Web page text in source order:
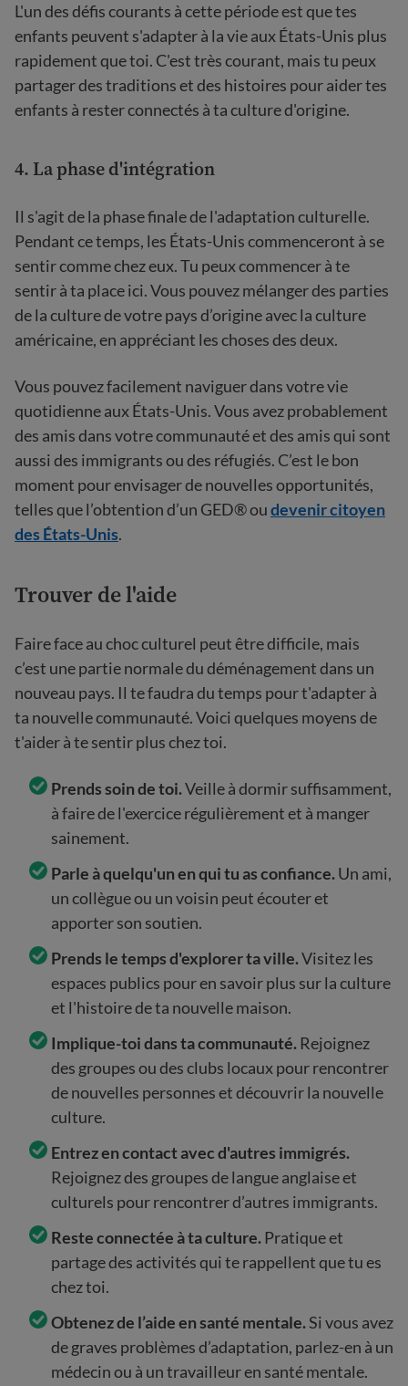
L'un des défis courants à cette période est que tes
enfants peuvent s'adapter à la vie aux États-Unis plus
rapidement que toi. C'est très courant, mais tu peux
partager des traditions et des histoires pour aider tes
enfants à rester connectés à ta culture d'origine.
4. La phase d'intégration
Il s'agit de la phase finale de l'adaptation culturelle.
Pendant ce temps, les États-Unis commenceront à se
sentir comme chez eux. Tu peux commencer à te
sentir à ta place ici. Vous pouvez mélanger des parties
de la culture de votre pays d’origine avec la culture
américaine, en appréciant les choses des deux.
Vous pouvez facilement naviguer dans votre vie
quotidienne aux États-Unis. Vous avez probablement
des amis dans votre communauté et des amis qui sont
aussi des immigrants ou des réfugiés. C’est le bon
moment pour envisager de nouvelles opportunités,
telles que l’obtention d’un GED® oudevenir citoyen
des États-Unis.
Trouver de l'aide
Faire face au choc culturel peut être difficile, mais
c’est une partie normale du déménagement dans un
nouveau pays. Il te faudra du temps pour t'adapter à
ta nouvelle communauté. Voici quelques moyens de
t'aider à te sentir plus chez toi.
Prends soin de toi.Veille à dormir suffisamment,
à faire de l'exercice régulièrement et à manger
sainement.
Parle à quelqu'un en qui tu as confiance.Un ami,
un collègue ou un voisin peut écouter et
apporter son soutien.
Prends le temps d'explorer ta ville.Visitez les
espaces publics pour en savoir plus sur la culture
et l'histoire de ta nouvelle maison.
Implique-toi dans ta communauté.Rejoignez
des groupes ou des clubs locaux pour rencontrer
de nouvelles personnes et découvrir la nouvelle
culture.
Entrez en contact avec d'autres immigrés.
Rejoignez des groupes de langue anglaise et
culturels pour rencontrer d’autres immigrants.
Reste connectée à ta culture.Pratique et
partage des activités qui te rappellent que tu es
chez toi.
Obtenez de l’aide en santé mentale.Si vous avez
de graves problèmes d’adaptation, parlez-en à un
médecin ou à un travailleur en santé mentale.